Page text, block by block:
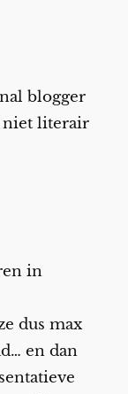
blogger
niet literair
in
dus max
en dan